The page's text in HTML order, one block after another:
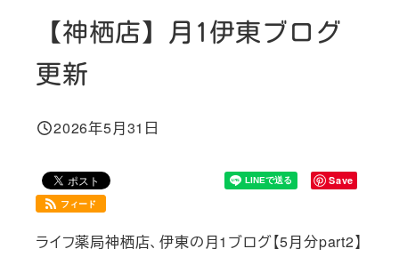
【神栖店】月1伊東ブログ
更新
投稿日
2026年5月31日
Save
フィード
ライフ薬局神栖店、伊東の月1ブログ【5月分part2】